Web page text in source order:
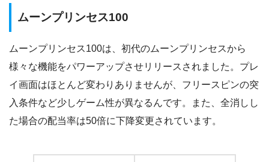
ムーンプリンセス100
ムーンプリンセス100は、初代のムーンプリンセスから
様々な機能をパワーアップさせリリースされました。プレ
イ画面はほとんど変わりありませんが、フリースピンの突
入条件など少しゲーム性が異なるんです。また、全消しし
た場合の配当率は50倍に下降変更されています。